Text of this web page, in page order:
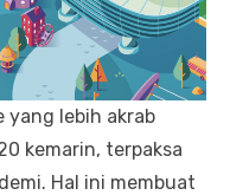
yang lebih akrab
kemarin, terpaksa
Hal ini membuat